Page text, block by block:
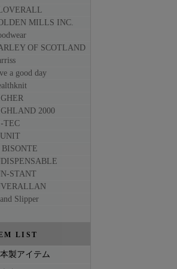
MILLS INC.
OF SCOTLAND
a good day
2000
TEC
STANT
Slipper
LIST
本製アイテム